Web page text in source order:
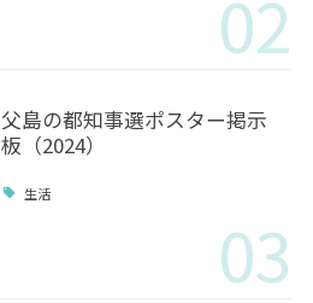
02
父島の都知事選ポスター掲示
板（2024）
生活
03